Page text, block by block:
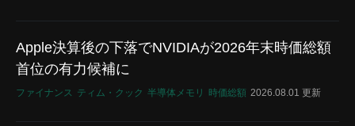
Apple決算後の下落でNVIDIAが2026年末時価総額
首位の有力候補に
ファイナンス ティム・クック 半導体メモリ 時価総額 2026.08.01 更新